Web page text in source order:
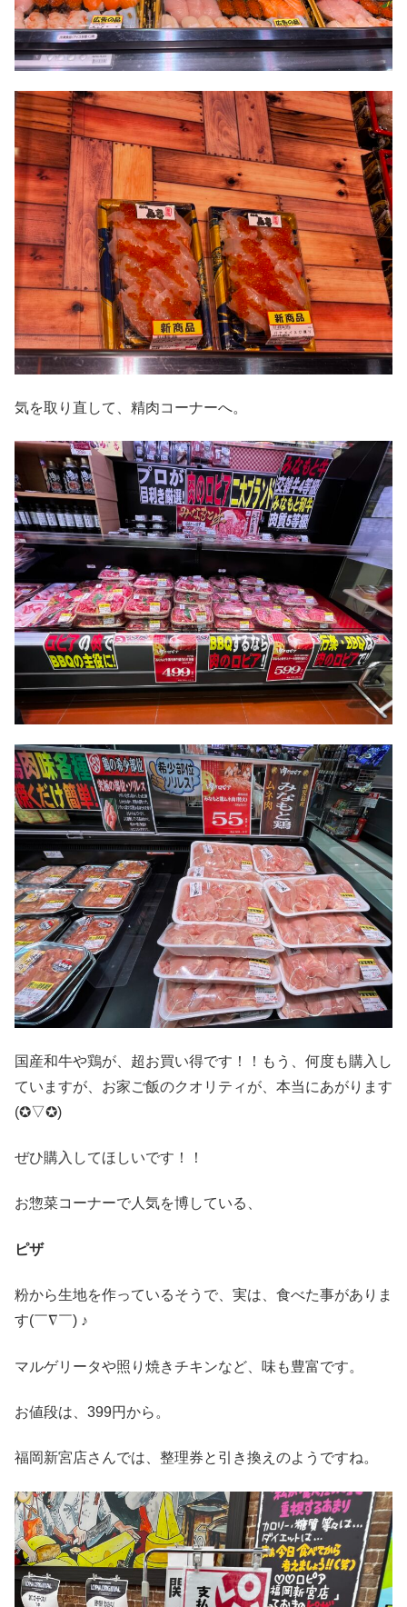
気を取り直して、精肉コーナーへ。
国産和牛や鶏が、超お買い得です！！もう、何度も購入し
ていますが、お家ご飯のクオリティが、本当にあがります
(✪▽✪)
ぜひ購入してほしいです！！
お惣菜コーナーで人気を博している、
ピザ
粉から生地を作っているそうで、実は、食べた事がありま
す(￣∇￣) ♪
マルゲリータや照り焼きチキンなど、味も豊富です。
お値段は、399円から。
福岡新宮店さんでは、整理券と引き換えのようですね。